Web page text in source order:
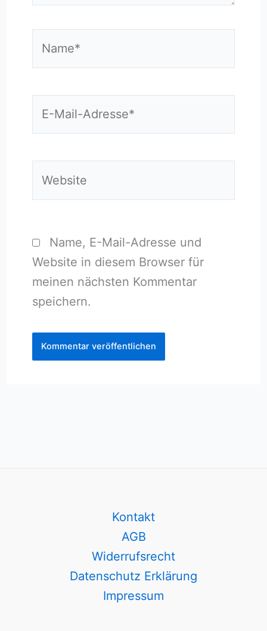
Name, E-Mail-Adresse und
Website in diesem Browser für
meinen nächsten Kommentar
speichern.
Kontakt
AGB
Widerrufsrecht
Datenschutz Erklärung
Impressum